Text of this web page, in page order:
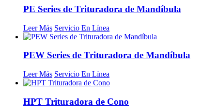
PE Series de Trituradora de Mandíbula
Leer Más Servicio En Línea
PEW Series de Trituradora de Mandíbula
Leer Más Servicio En Línea
HPT Trituradora de Cono